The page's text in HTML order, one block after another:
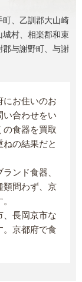
町、乙訓郡大山崎
城村、相楽郡和束
郡与謝野町、与謝
にお住いのお
い合わせをい
の食器を買取
の結果だと
ンド食器、
類問わず、京
、長岡京市な
。京都府で食